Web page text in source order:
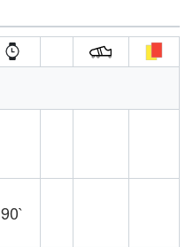
90`